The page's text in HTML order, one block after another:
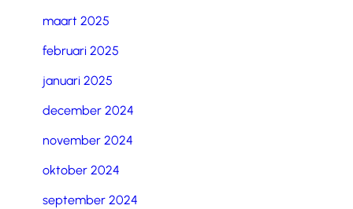
maart 2025
februari 2025
januari 2025
december 2024
november 2024
oktober 2024
september 2024